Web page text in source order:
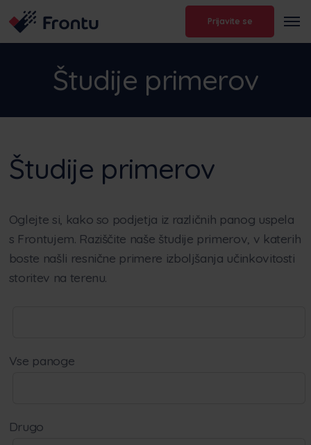
Prijavite se
Študije primerov
Študije primerov
Oglejte si, kako so podjetja iz različnih panog uspela
s Frontujem. Raziščite naše študije primerov, v katerih
boste našli resnične primere izboljšanja učinkovitosti
storitev na terenu.
Vse panoge
Drugo